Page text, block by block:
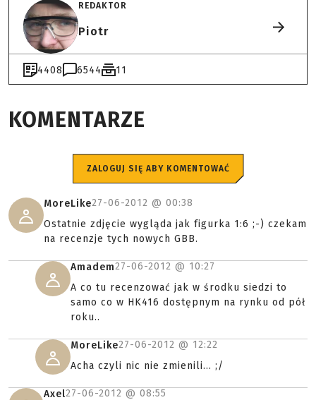
REDAKTOR
Piotr
4408 6544 11
KOMENTARZE
ZALOGUJ SIĘ ABY KOMENTOWAĆ
MoreLike27-06-2012 @ 00:38
Ostatnie zdjęcie wygląda jak figurka 1:6 ;-) czekam
na recenzje tych nowych GBB.
Amadem27-06-2012 @ 10:27
A co tu recenzować jak w środku siedzi to
samo co w HK416 dostępnym na rynku od pół
roku..
MoreLike27-06-2012 @ 12:22
Acha czyli nic nie zmienili... ;/
Axel27-06-2012 @ 08:55